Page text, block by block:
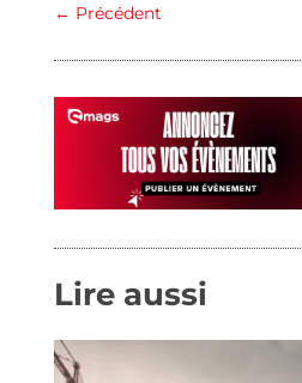
← Précédent
Lire aussi